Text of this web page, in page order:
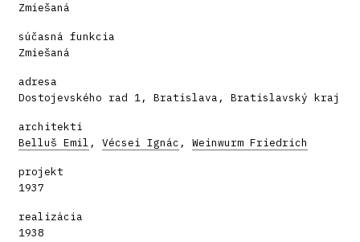
Zmiešaná
súčasná funkcia
Zmiešaná
adresa
Dostojevského rad 1, Bratislava, Bratislavský kraj
architekti
Belluš Emil , Vécsei Ignác , Weinwurm Friedrich
projekt
1937
realizácia
1938